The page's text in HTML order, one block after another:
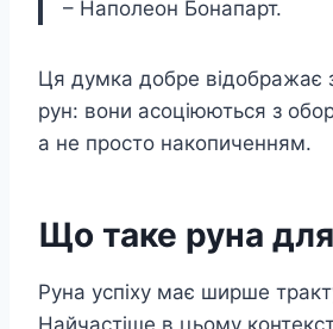
– Наполеон Бонапарт.
Ця думка добре відображає
рун: вони асоціюються з
а не просто накопиченням.
Що таке руна для
Руна успіху має ширше